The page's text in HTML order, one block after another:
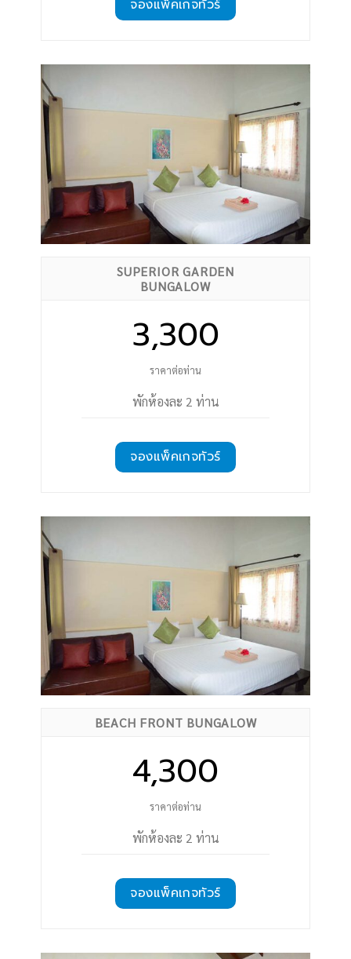
จองแพ็คเกจทัวร์
SUPERIOR GARDEN
BUNGALOW
3,300
ราคาต่อท่าน
พักห้องละ 2 ท่าน
จองแพ็คเกจทัวร์
BEACH FRONT BUNGALOW
4,300
ราคาต่อท่าน
พักห้องละ 2 ท่าน
จองแพ็คเกจทัวร์